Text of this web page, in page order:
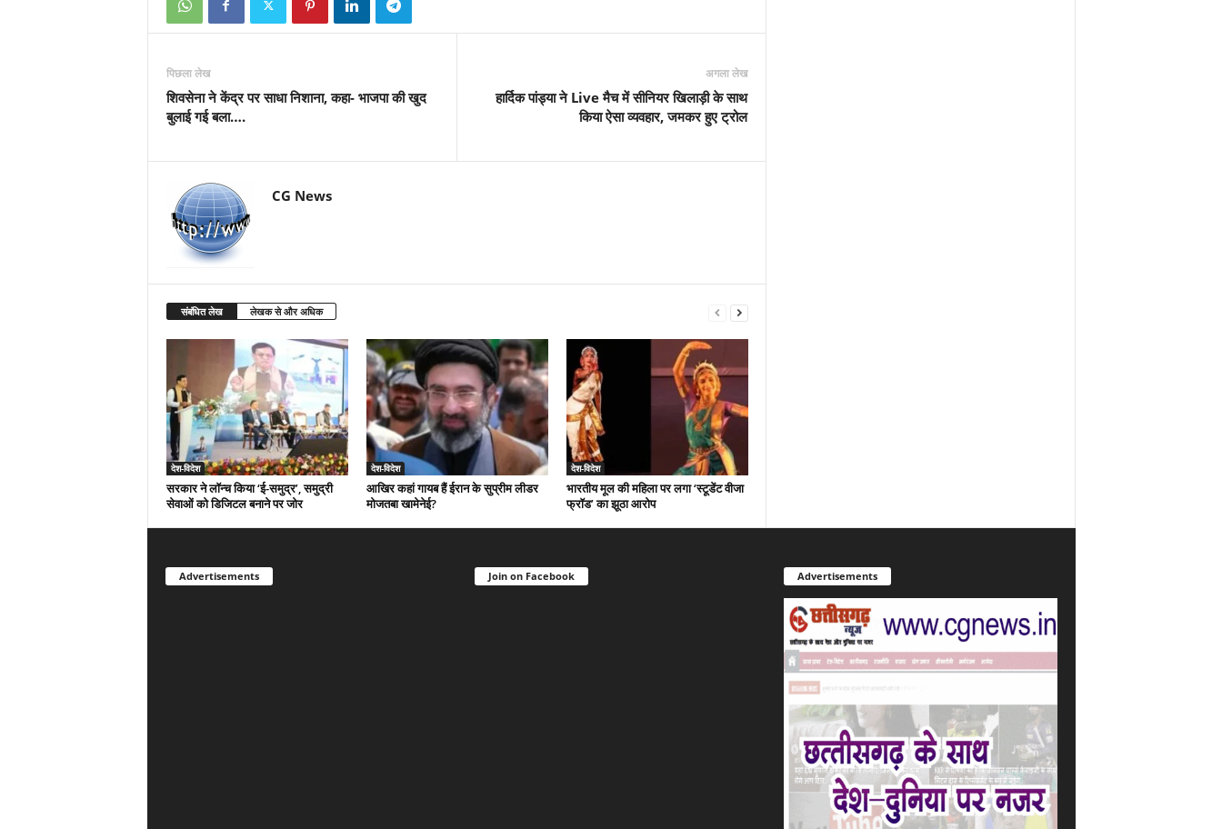
पिछला लेख
शिवसेना ने केंद्र पर साधा निशाना, कहा- भाजपा की खुद
बुलाई गई बला….
अगला लेख
हार्दिक पांड्या ने Live मैच में सीनियर खिलाड़ी के साथ
किया ऐसा व्यवहार, जमकर हुए ट्रोल
CG News
संबंधित लेख लेखक से और अधिक
देश-विदेश
सरकार ने लॉन्च किया ‘ई-समुद्र’, समुद्री
सेवाओं को डिजिटल बनाने पर जोर
देश-विदेश
आखिर कहां गायब हैं ईरान के सुप्रीम लीडर
मोजतबा खामेनेई?
देश-विदेश
भारतीय मूल की महिला पर लगा ‘स्टूडेंट वीजा
फ्रॉड’ का झूठा आरोप
Advertisements Join on Facebook Advertisements